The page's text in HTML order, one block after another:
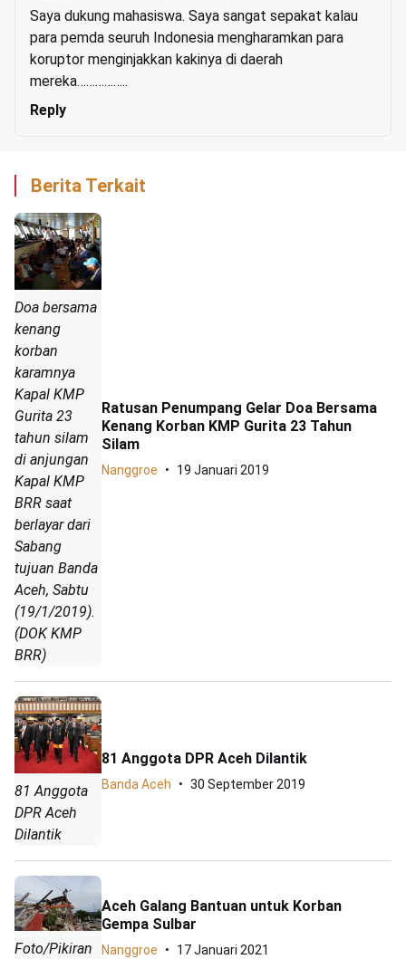
Saya dukung mahasiswa. Saya sangat sepakat kalau
para pemda seuruh Indonesia mengharamkan para
koruptor menginjakkan kakinya di daerah
mereka……………..
Reply
Berita Terkait
Doa bersama
kenang
korban
karamnya
Kapal KMP
Gurita 23
tahun silam
di anjungan
Kapal KMP
BRR saat
berlayar dari
Sabang
tujuan Banda
Aceh, Sabtu
(19/1/2019).
(DOK KMP
BRR)
Ratusan Penumpang Gelar Doa Bersama
Kenang Korban KMP Gurita 23 Tahun
Silam
Nanggroe 19 Januari 2019
81 Anggota
DPR Aceh
Dilantik
81 Anggota DPR Aceh Dilantik
Banda Aceh 30 September 2019
Foto/Pikiran
Aceh Galang Bantuan untuk Korban
Gempa Sulbar
Nanggroe 17 Januari 2021